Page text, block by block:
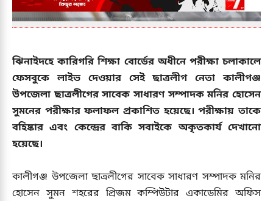
ঝিনাইদহে কারিগরি শিক্ষা বোর্ডের অধীনে পরীক্ষা চলাকালে
ফেসবুকে লাইভ দেওয়ার সেই ছাত্রলীগ নেতা কালীগঞ্জ
উপজেলা ছাত্রলীগের সাবেক সাধারণ সম্পাদক মনির হোসেন
সুমনের পরীক্ষার ফলাফল প্রকাশিত হয়েছে। পরীক্ষায় তাকে
বহিষ্কার এবং কেন্দ্রের বাকি সবাইকে অকৃতকার্য দেখানো
হয়েছে।
কালীগঞ্জ উপজেলা ছাত্রলীগের সাবেক সাধারণ সম্পাদক মনির
হোসেন সুমন শহরের প্রিজম কম্পিউটার একাডেমির অফিস